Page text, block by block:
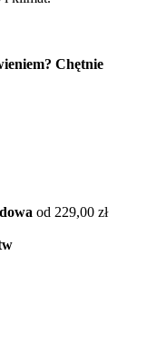
Chętnie
od 229,00 zł